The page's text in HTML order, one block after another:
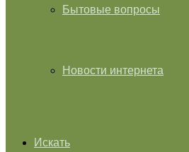
Бытовые вопросы
Новости интернета
Искать